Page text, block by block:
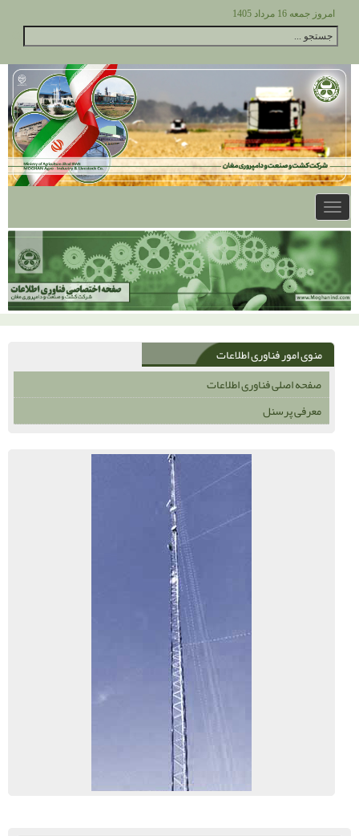
امروز جمعه 16 مرداد 1405
Toggle
navigation
منوی امور فناوری اطلاعات
صفحه اصلی فناوری اطلاعات
معرفی پرسنل